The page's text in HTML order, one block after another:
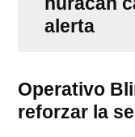
alerta
Operativo
reforzar la